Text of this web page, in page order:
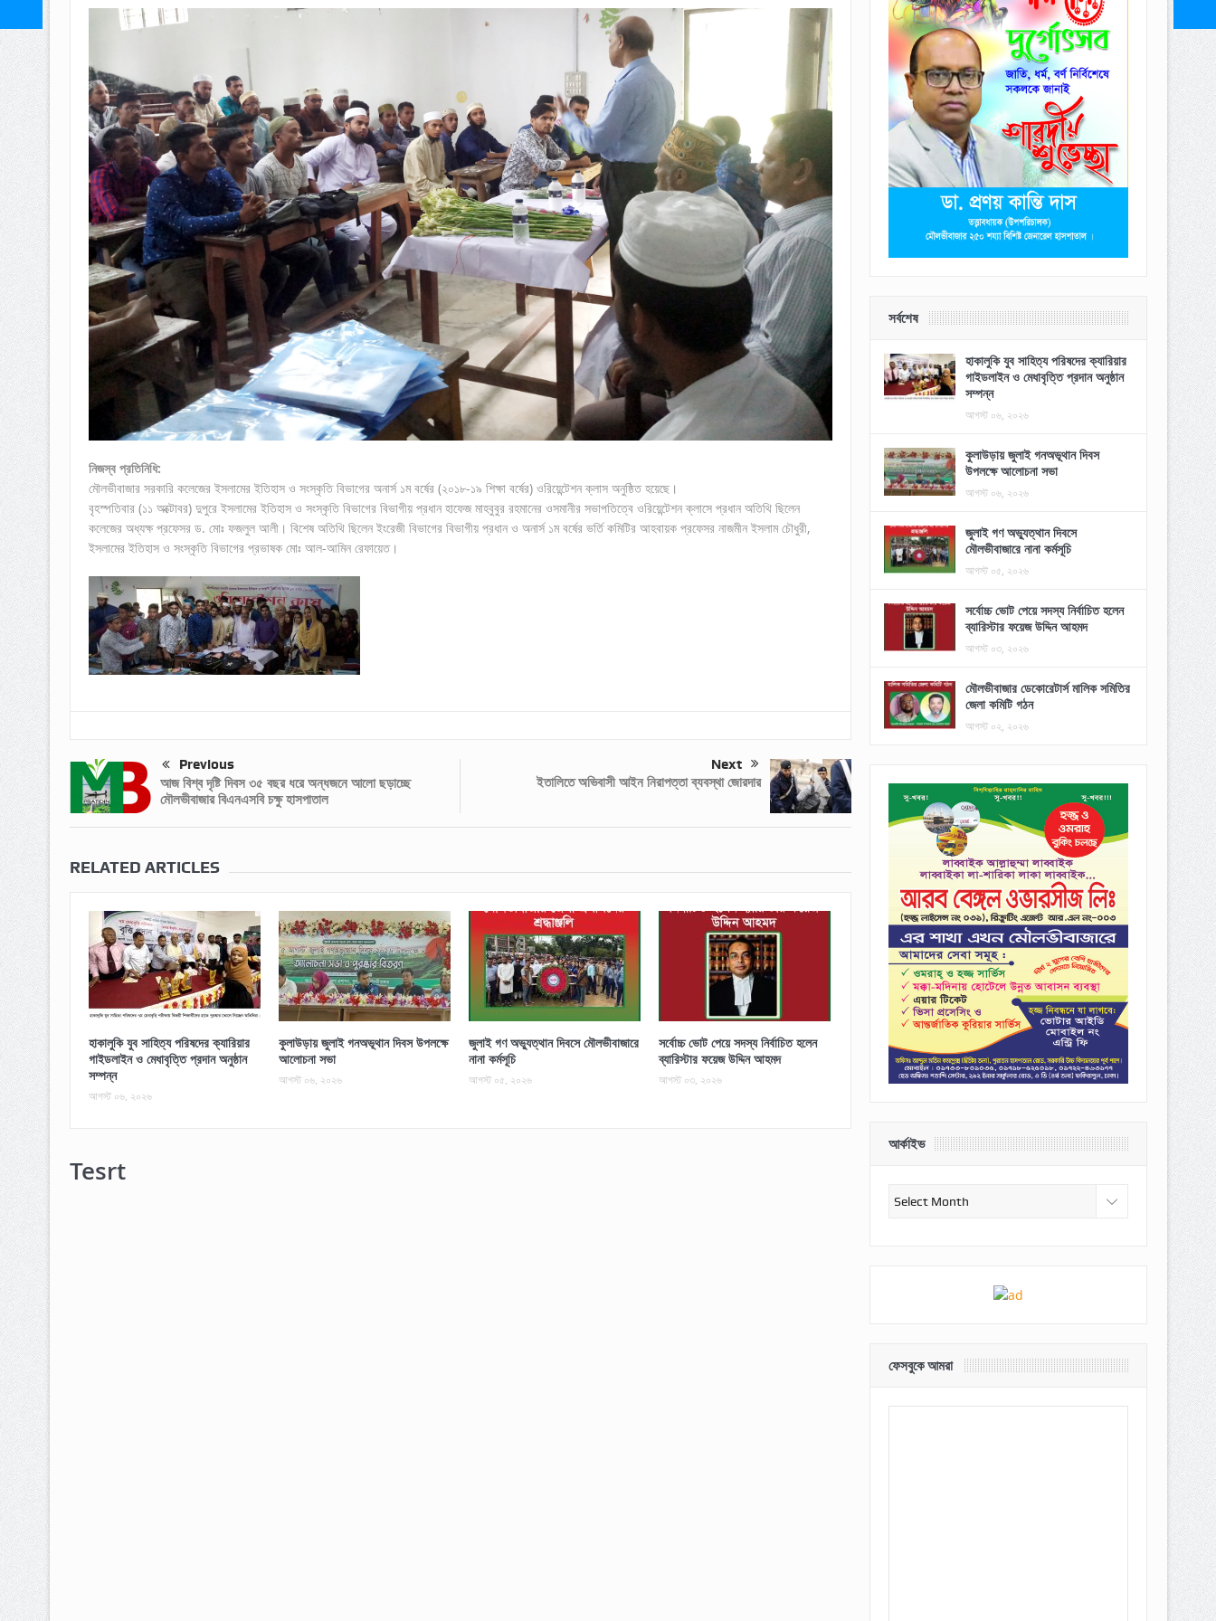
নিজস্ব প্রতিনিধি:
মৌলভীবাজার সরকারি কলেজের ইসলামের ইতিহাস ও সংস্কৃতি বিভাগের অনার্স ১ম বর্ষের (২০১৮-১৯ শিক্ষা বর্ষের) ওরিয়েন্টেশন ক্লাস অনুষ্ঠিত হয়েছে।
বৃহস্পতিবার (১১ অক্টোবর) দুপুরে ইসলামের ইতিহাস ও সংস্কৃতি বিভাগের বিভাগীয় প্রধান হাফেজ মাহবুবুর রহমানের ওসমানীর সভাপতিত্বে ওরিয়েন্টেশন ক্লাসে প্রধান অতিথি ছিলেন
কলেজের অধ্যক্ষ প্রফেসর ড. মোঃ ফজলুল আলী। বিশেষ অতিথি ছিলেন ইংরেজী বিভাগের বিভাগীয় প্রধান ও অনার্স ১ম বর্ষের ভর্তি কমিটির আহবায়ক প্রফেসর নাজমীন ইসলাম চৌধুরী,
ইসলামের ইতিহাস ও সংস্কৃতি বিভাগের প্রভাষক মোঃ আল-আমিন রেফায়েত।
Previous
আজ বিশ্ব দৃষ্টি দিবস ৩৫ বছর ধরে অন্ধজনে আলো ছড়াচ্ছে
মৌলভীবাজার বিএনএসবি চক্ষু হাসপাতাল
Next
ইতালিতে অভিবাসী আইন নিরাপত্তা ব্যবস্থা জোরদার
RELATED ARTICLES
হাকালুকি যুব সাহিত্য পরিষদের ক্যারিয়ার
গাইডলাইন ও মেধাবৃত্তি প্রদান অনুষ্ঠান
সম্পন্ন
আগস্ট ০৬, ২০২৬
কুলাউড়ায় জুলাই গনঅভূথান দিবস উপলক্ষে
আলোচনা সভা
আগস্ট ০৬, ২০২৬
জুলাই গণ অভ্যুত্থান দিবসে মৌলভীবাজারে
নানা কর্মসূচি
আগস্ট ০৫, ২০২৬
সর্বোচ্চ ভোট পেয়ে সদস্য নির্বাচিত হলেন
ব্যারিস্টার ফয়েজ উদ্দিন আহমদ
আগস্ট ০৩, ২০২৬
Tesrt
সর্বশেষ
হাকালুকি যুব সাহিত্য পরিষদের ক্যারিয়ার
গাইডলাইন ও মেধাবৃত্তি প্রদান অনুষ্ঠান
সম্পন্ন
আগস্ট ০৬, ২০২৬
কুলাউড়ায় জুলাই গনঅভূথান দিবস
উপলক্ষে আলোচনা সভা
আগস্ট ০৬, ২০২৬
জুলাই গণ অভ্যুত্থান দিবসে
মৌলভীবাজারে নানা কর্মসূচি
আগস্ট ০৫, ২০২৬
সর্বোচ্চ ভোট পেয়ে সদস্য নির্বাচিত হলেন
ব্যারিস্টার ফয়েজ উদ্দিন আহমদ
আগস্ট ০৩, ২০২৬
মৌলভীবাজার ডেকোরেটার্স মালিক সমিতির
জেলা কমিটি গঠন
আগস্ট ০২, ২০২৬
আর্কাইভ
আর্কাইভ
ফেসবুকে আমরা